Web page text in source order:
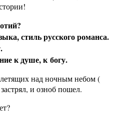
стиль русского романса.
к душе, к богу.
над ночным небом (
и озноб пошел.